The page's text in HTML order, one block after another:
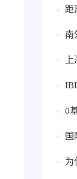
距
南
科
要
0
国
为